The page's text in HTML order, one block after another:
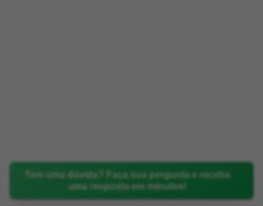
Tem uma dúvida? Faça sua pergunta e receba
uma resposta em minutos!